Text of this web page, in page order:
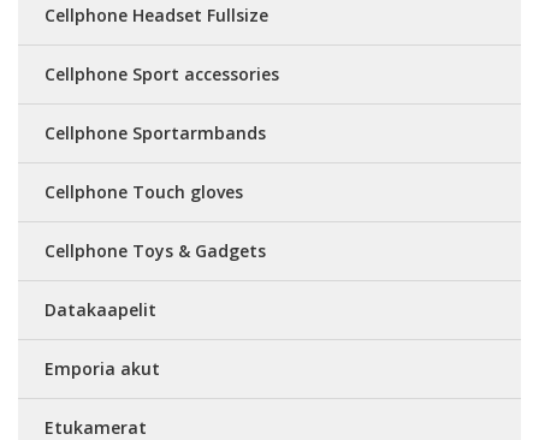
Cellphone Headset Fullsize
Cellphone Sport accessories
Cellphone Sportarmbands
Cellphone Touch gloves
Cellphone Toys & Gadgets
Datakaapelit
Emporia akut
Etukamerat